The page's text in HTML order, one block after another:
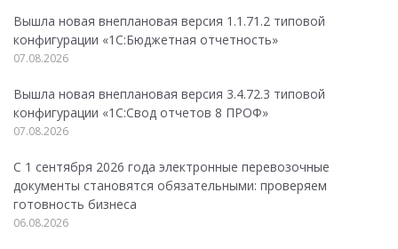
Вышла новая внеплановая версия 1.1.71.2 типовой
конфигурации «1C:Бюджетная отчетность»
07.08.2026
Вышла новая внеплановая версия 3.4.72.3 типовой
конфигурации «1C:Свод отчетов 8 ПРОФ»
07.08.2026
С 1 сентября 2026 года электронные перевозочные
документы становятся обязательными: проверяем
готовность бизнеса
06.08.2026